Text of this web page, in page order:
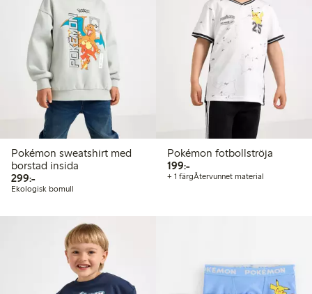
Pokémon sweatshirt med
borstad insida
299:-299,00 kr
Ekologisk bomull
Pokémon fotbollströja
199:-199,00 kr
+ 1 färgÅtervunnet material